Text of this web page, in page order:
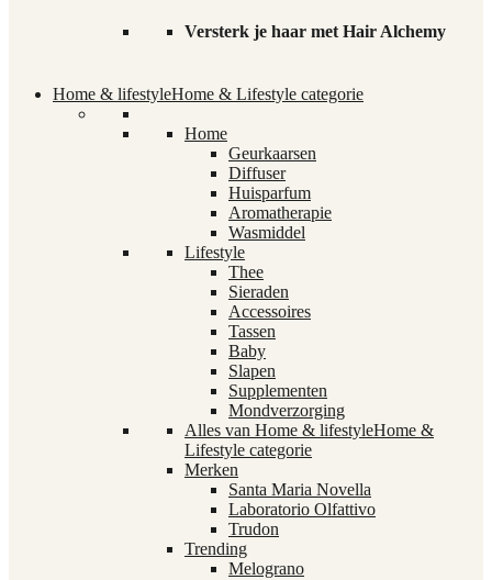
Versterk je haar met Hair Alchemy
Home & lifestyleHome & Lifestyle categorie
Home
Geurkaarsen
Diffuser
Huisparfum
Aromatherapie
Wasmiddel
Lifestyle
Thee
Sieraden
Accessoires
Tassen
Baby
Slapen
Supplementen
Mondverzorging
Alles van Home & lifestyleHome &
Lifestyle categorie
Merken
Santa Maria Novella
Laboratorio Olfattivo
Trudon
Trending
Melograno